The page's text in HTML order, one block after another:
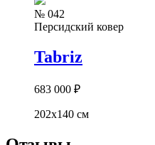
№ 042
Персидский ковер
Tabriz
683 000 ₽
202x140 см